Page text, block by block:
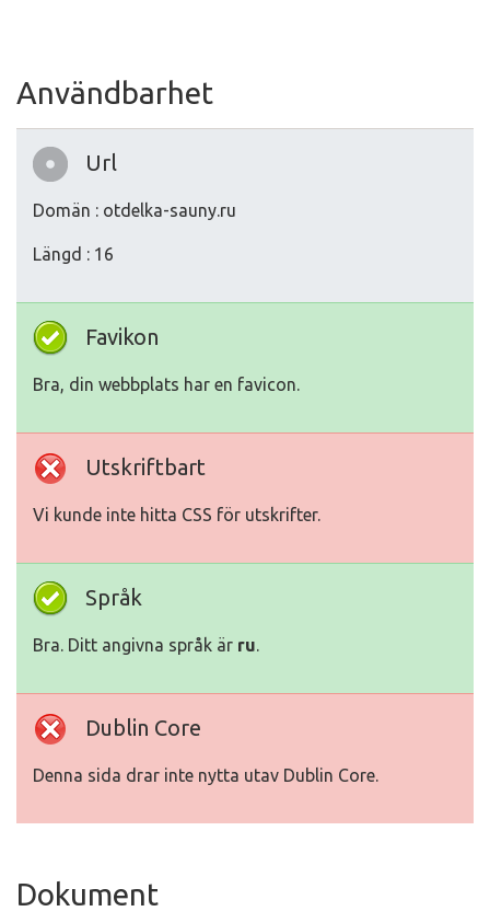
Användbarhet
Url
Domän : otdelka-sauny.ru
Längd : 16
Favikon
Bra, din webbplats har en favicon.
Utskriftbart
Vi kunde inte hitta CSS för utskrifter.
Språk
Bra. Ditt angivna språk är ru.
Dublin Core
Denna sida drar inte nytta utav Dublin Core.
Dokument